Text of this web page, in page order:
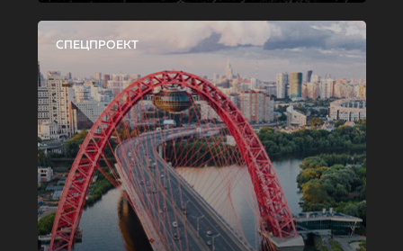
СПЕЦПРОЕКТ